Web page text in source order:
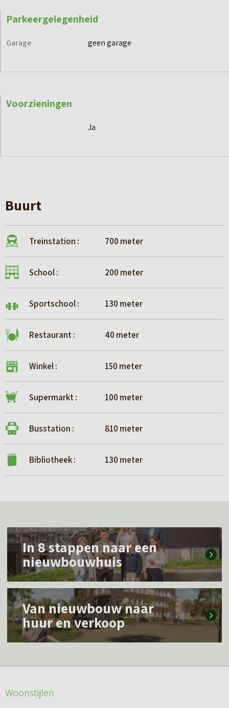
Parkeergelegenheid
Garage geen garage
Voorzieningen
Ja
Buurt
Treinstation : 700 meter
School : 200 meter
Sportschool : 130 meter
Restaurant : 40 meter
Winkel : 150 meter
Supermarkt : 100 meter
Busstation : 810 meter
Bibliotheek : 130 meter
L
s
m
e
o
e
In 8 stappen naar een
nieuwbouwhuis
L
e
s
e
Van nieuwbouw naar
huur en verkoop
Woonstijlen